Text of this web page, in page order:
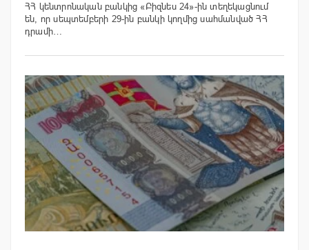
ՀՀ կենտրոնական բանկից «Բիզնես 24»-ին տեղեկացնում
են, որ սեպտեմբերի 29-ին բանկի կողմից սահմանված ՀՀ
դրամի…